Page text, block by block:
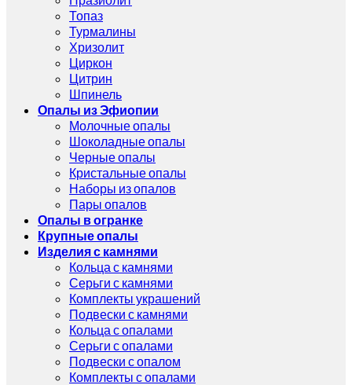
Топаз
Турмалины
Хризолит
Циркон
Цитрин
Шпинель
Опалы из Эфиопии
Молочные опалы
Шоколадные опалы
Черные опалы
Кристальные опалы
Наборы из опалов
Пары опалов
Опалы в огранке
Крупные опалы
Изделия с камнями
Кольца с камнями
Серьги с камнями
Комплекты украшений
Подвески с камнями
Кольца с опалами
Серьги с опалами
Подвески с опалом
Комплекты с опалами